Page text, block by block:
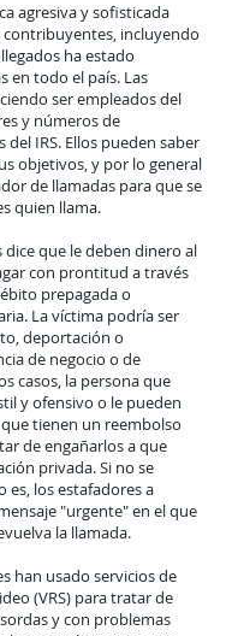
agresiva y sofisticada
incluyendo
ha estado
en todo el país. Las
ser empleados del
y números de
IRS. Ellos pueden saber
objetivos, y por lo general
de llamadas para que se
quien llama.
dice que le deben dinero al
con prontitud a través
prepagada o
La víctima podría ser
deportación o
de negocio o de
casos, la persona que
y ofensivo o le pueden
tienen un reembolso
de engañarlos a que
privada. Si no se
es, los estafadores a
"urgente" en el que
la llamada.
han usado servicios de
(VRS) para tratar de
y con problemas